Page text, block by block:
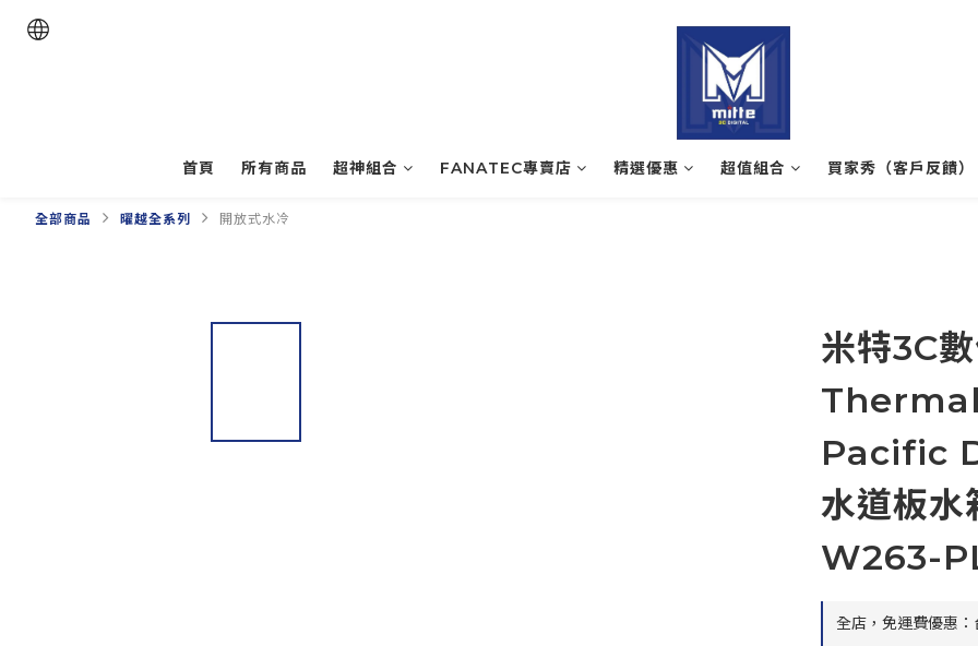
首頁 所有商品 超神組合 FANATEC專賣店 精選優惠 超值組合 買家秀（客戶反饋）
全部商品 曜越全系列 開放式水冷
米特3C
Pacific
水道板
W263-
全店，免運費優惠